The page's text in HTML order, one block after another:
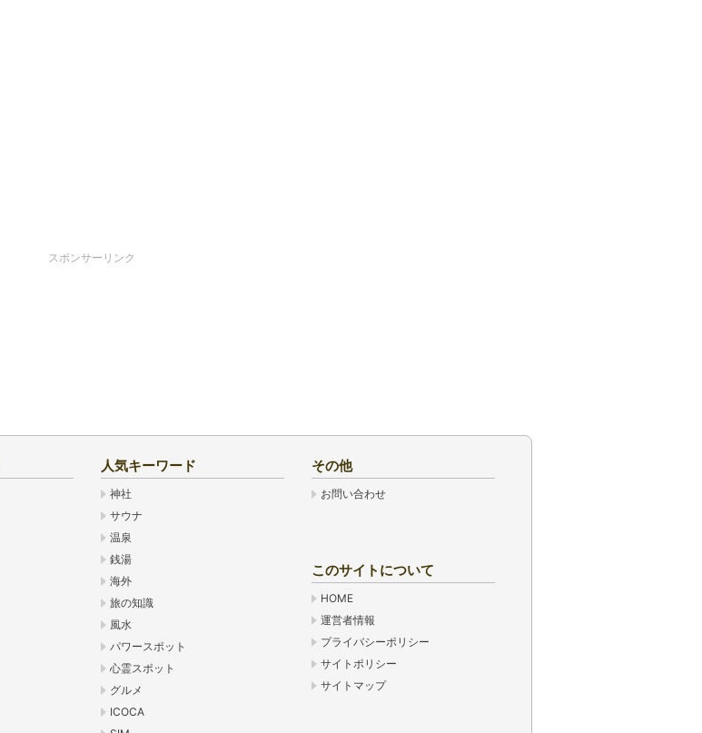
スポンサーリンク
人気キーワード
神社
サウナ
温泉
銭湯
海外
旅の知識
風水
パワースポット
心霊スポット
グルメ
ICOCA
その他
お問い合わせ
このサイトについて
HOME
運営者情報
プライバシーポリシー
サイトポリシー
サイトマップ